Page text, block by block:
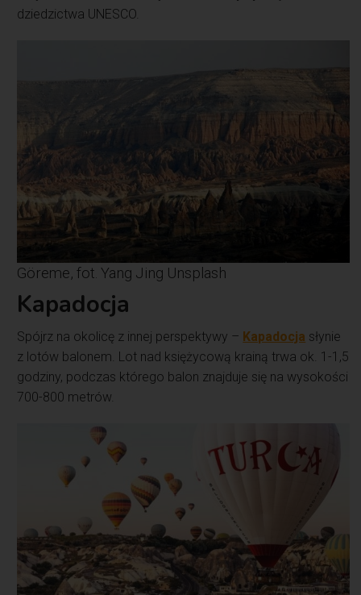
dziedzictwa UNESCO.
Göreme, fot. Yang Jing Unsplash
Kapadocja
Spójrz na okolicę z innej perspektywy – Kapadocja słynie
z lotów balonem. Lot nad księżycową krainą trwa ok. 1-1,5
godziny, podczas którego balon znajduje się na wysokości
700-800 metrów.